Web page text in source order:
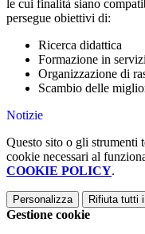
le cui finalità siano
persegue obiettivi di:
Ricerca didattica
Formazione in
Organizzazione di
Scambio delle
Notizie
Questo sito o gli strumenti
cookie necessari al
COOKIE POLICY.
Personalizza Rifiuta tutti
Gestione cookie